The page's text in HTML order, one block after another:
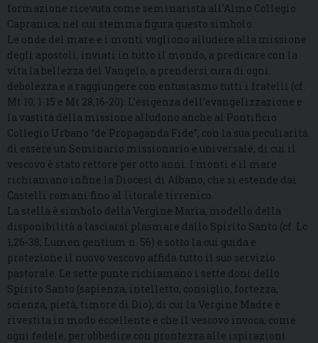
formazione ricevuta come seminarista all’Almo Collegio
Capranica, nel cui stemma figura questo simbolo.
Le onde del mare e i monti vogliono alludere alla missione
degli apostoli, inviati in tutto il mondo, a predicare con la
vita la bellezza del Vangelo, a prendersi cura di ogni
debolezza e a raggiungere con entusiasmo tutti i fratelli (cf.
Mt 10, 1-15 e Mt 28,16-20). L’esigenza dell’evangelizzazione e
la vastità della missione alludono anche al Pontificio
Collegio Urbano “de Propaganda Fide”, con la sua peculiarità
di essere un Seminario missionario e universale, di cui il
vescovo è stato rettore per otto anni. I monti e il mare
richiamano infine la Diocesi di Albano, che si estende dai
Castelli romani fino al litorale tirrenico.
La stella è simbolo della Vergine Maria, modello della
disponibilità a lasciarsi plasmare dallo Spirito Santo (cf. Lc
1,26-38; Lumen gentium n. 56) e sotto la cui guida e
protezione il nuovo vescovo affida tutto il suo servizio
pastorale. Le sette punte richiamano i sette doni dello
Spirito Santo (sapienza, intelletto, consiglio, fortezza,
scienza, pietà, timore di Dio), di cui la Vergine Madre è
rivestita in modo eccellente e che il vescovo invoca, come
ogni fedele, per obbedire con prontezza alle ispirazioni